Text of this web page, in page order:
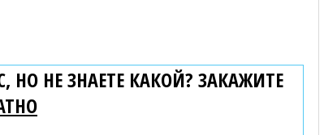
НО НЕ ЗНАЕТЕ КАКОЙ? ЗАКАЖИТЕ